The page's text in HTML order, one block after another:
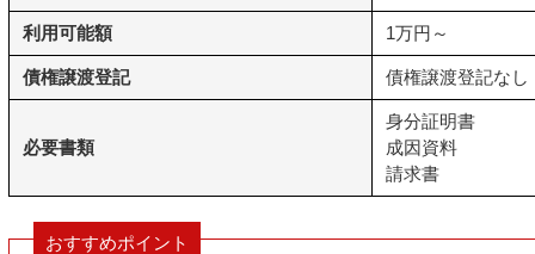
利用可能額 1万円～
債権譲渡登記 債権譲渡登記なし
必要書類
身分証明書
成因資料
請求書
おすすめポイント